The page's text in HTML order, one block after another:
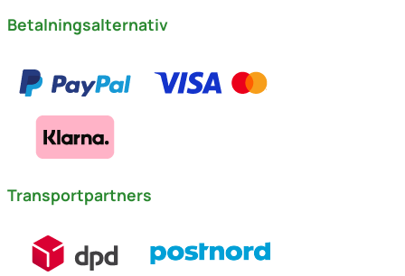
Betalningsalternativ
Transportpartners